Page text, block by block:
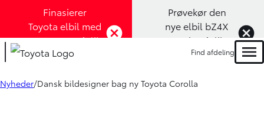
Finasierer
Toyota elbil med
1,99% rente (Klik
her)
Prøvekør den
nye elbil bZ4X
Touring (Klik
her)
Find afdeling
Nyheder Dansk bildesigner bag ny Toyota Corolla